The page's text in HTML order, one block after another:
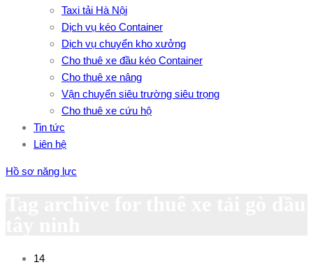
Taxi tải Hà Nội
Dịch vụ kéo Container
Dịch vụ chuyển kho xưởng
Cho thuê xe đầu kéo Container
Cho thuê xe nâng
Vận chuyển siêu trường siêu trọng
Cho thuê xe cứu hộ
Tin tức
Liên hệ
Hồ sơ năng lực
14